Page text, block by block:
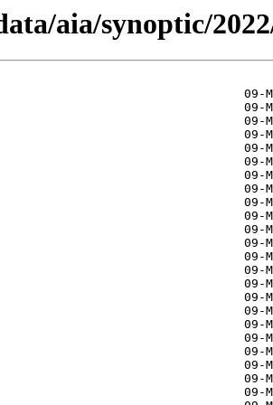
aia/synoptic/